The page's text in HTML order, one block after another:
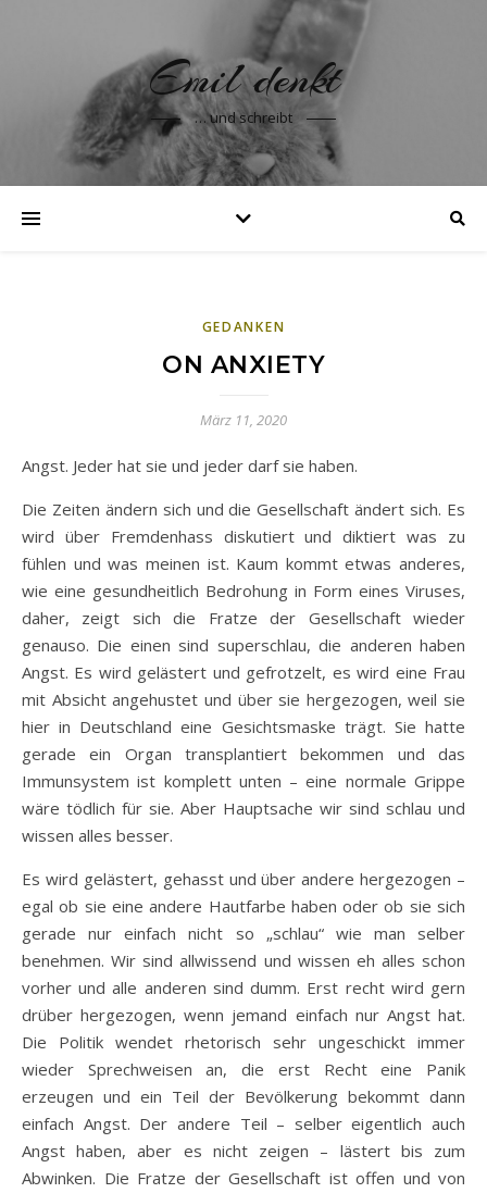
Emil denkt
… und schreibt
GEDANKEN
ON ANXIETY
März 11, 2020
Angst. Jeder hat sie und jeder darf sie haben.
Die Zeiten ändern sich und die Gesellschaft ändert sich. Es
wird über Fremdenhass diskutiert und diktiert was zu
fühlen und was meinen ist. Kaum kommt etwas anderes,
wie eine gesundheitlich Bedrohung in Form eines Viruses,
daher, zeigt sich die Fratze der Gesellschaft wieder
genauso. Die einen sind superschlau, die anderen haben
Angst. Es wird gelästert und gefrotzelt, es wird eine Frau
mit Absicht angehustet und über sie hergezogen, weil sie
hier in Deutschland eine Gesichtsmaske trägt. Sie hatte
gerade ein Organ transplantiert bekommen und das
Immunsystem ist komplett unten – eine normale Grippe
wäre tödlich für sie. Aber Hauptsache wir sind schlau und
wissen alles besser.
Es wird gelästert, gehasst und über andere hergezogen –
egal ob sie eine andere Hautfarbe haben oder ob sie sich
gerade nur einfach nicht so „schlau“ wie man selber
benehmen. Wir sind allwissend und wissen eh alles schon
vorher und alle anderen sind dumm. Erst recht wird gern
drüber hergezogen, wenn jemand einfach nur Angst hat.
Die Politik wendet rhetorisch sehr ungeschickt immer
wieder Sprechweisen an, die erst Recht eine Panik
erzeugen und ein Teil der Bevölkerung bekommt dann
einfach Angst. Der andere Teil – selber eigentlich auch
Angst haben, aber es nicht zeigen – lästert bis zum
Abwinken. Die Fratze der Gesellschaft ist offen und von